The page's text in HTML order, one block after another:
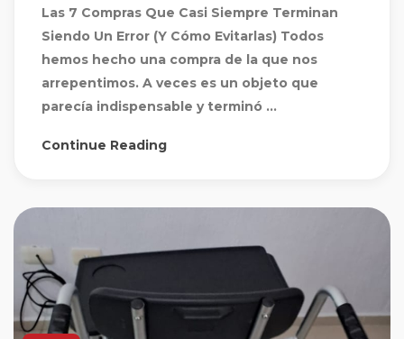
Las 7 Compras Que Casi Siempre Terminan
Siendo Un Error (Y Cómo Evitarlas) Todos
hemos hecho una compra de la que nos
arrepentimos. A veces es un objeto que
parecía indispensable y terminó ...
Continue Reading